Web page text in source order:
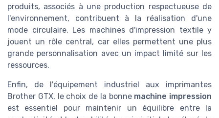
produits, associés à une production respectueuse de
l'environnement, contribuent à la réalisation d'une
mode circulaire. Les machines d'impression textile y
jouent un rôle central, car elles permettent une plus
grande personnalisation avec un impact limité sur les
ressources.
Enfin, de l'équipement industriel aux imprimantes
Brother GTX, le choix de la bonne machine impression
est essentiel pour maintenir un équilibre entre la